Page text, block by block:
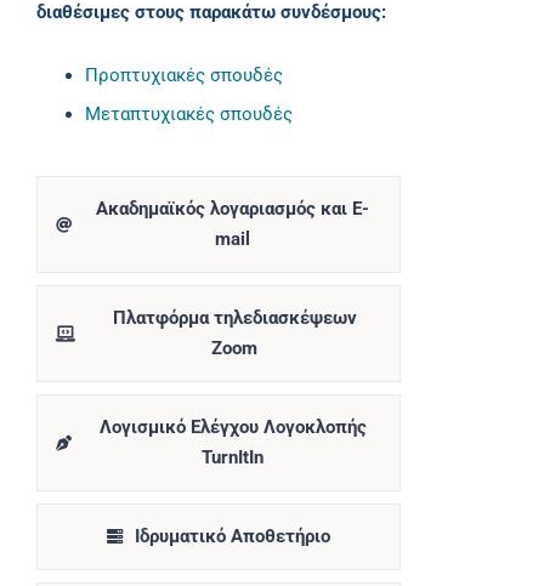
διαθέσιμες στους παρακάτω συνδέσμους:
Προπτυχιακές σπουδές
Μεταπτυχιακές σπουδές
Ακαδημαϊκός λογαριασμός και E-
mail
Πλατφόρμα τηλεδιασκέψεων
Zoom
Λογισμικό Ελέγχου Λογοκλοπής
TurnItIn
Ιδρυματικό Αποθετήριο